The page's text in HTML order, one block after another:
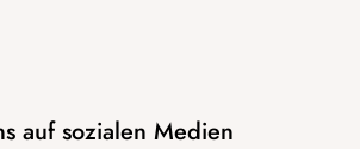
auf sozialen Medien